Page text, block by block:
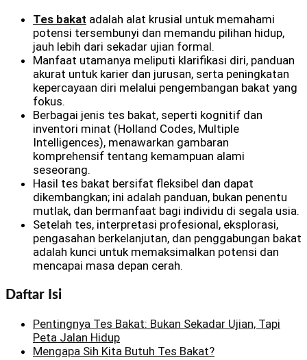
Tes bakat adalah alat krusial untuk memahami
potensi tersembunyi dan memandu pilihan hidup,
jauh lebih dari sekadar ujian formal.
Manfaat utamanya meliputi klarifikasi diri, panduan
akurat untuk karier dan jurusan, serta peningkatan
kepercayaan diri melalui pengembangan bakat yang
fokus.
Berbagai jenis tes bakat, seperti kognitif dan
inventori minat (Holland Codes, Multiple
Intelligences), menawarkan gambaran
komprehensif tentang kemampuan alami
seseorang.
Hasil tes bakat bersifat fleksibel dan dapat
dikembangkan; ini adalah panduan, bukan penentu
mutlak, dan bermanfaat bagi individu di segala usia.
Setelah tes, interpretasi profesional, eksplorasi,
pengasahan berkelanjutan, dan penggabungan bakat
adalah kunci untuk memaksimalkan potensi dan
mencapai masa depan cerah.
Daftar Isi
Pentingnya Tes Bakat: Bukan Sekadar Ujian, Tapi
Peta Jalan Hidup
Mengapa Sih Kita Butuh Tes Bakat?